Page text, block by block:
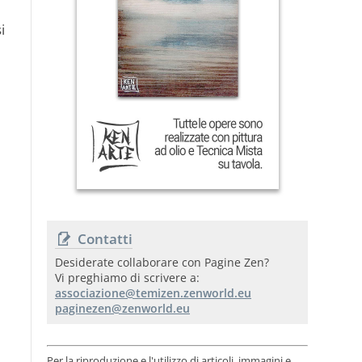
Contatti
Desiderate collaborare con Pagine Zen?
Vi preghiamo di scrivere a: